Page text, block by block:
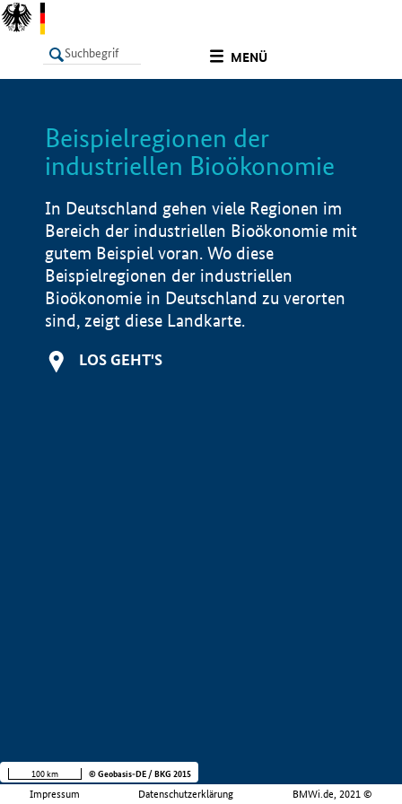
MENÜ
LISTE
Beispielregionen der
industriellen Bioökonomie
In Deutschland gehen viele Regionen im
Bereich der industriellen Bioökonomie mit
gutem Beispiel voran. Wo diese
Beispielregionen der industriellen
Bioökonomie in Deutschland zu verorten
sind, zeigt diese Landkarte.
LOS GEHT'S
Impressum Datenschutzerklärung BMWi.de, 2021 ©
100 km © Geobasis-DE / BKG 2015